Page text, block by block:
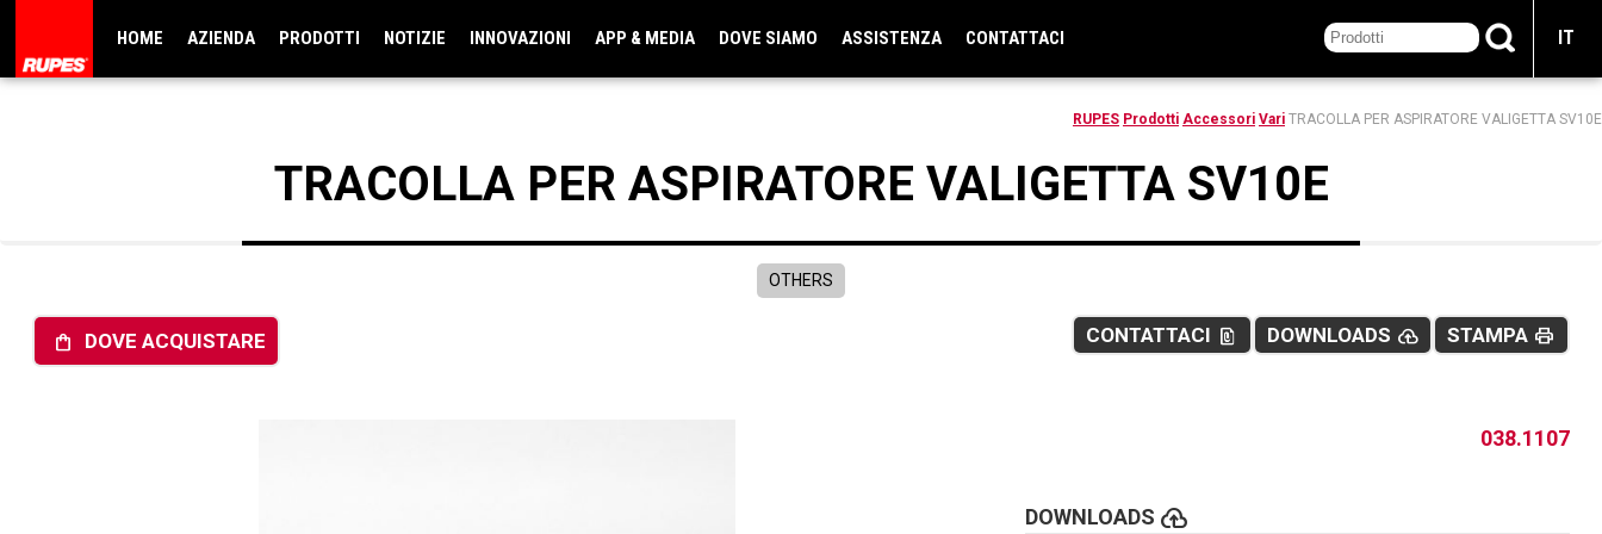
HOME AZIENDA PRODOTTI NOTIZIE INNOVAZIONI APP & MEDIA DOVE SIAMO ASSISTENZA CONTATTACI IT
RUPES Prodotti Accessori Vari TRACOLLA PER ASPIRATORE VALIGETTA SV10E
TRACOLLA PER ASPIRATORE VALIGETTA SV10E
OTHERS
shopping_bag DOVE ACQUISTARE STAMPA print
DOWNLOADS cloud_upload
CONTATTACI file_present
038.1107
DOWNLOADS cloud_upload